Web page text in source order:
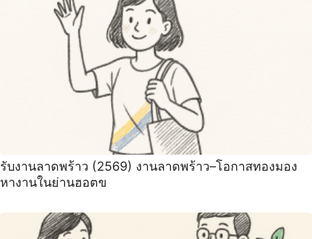
รับงานลาดพร้าว (2569) งานลาดพร้าว–โอกาสทองมอง
หางานในย่านฮอตข